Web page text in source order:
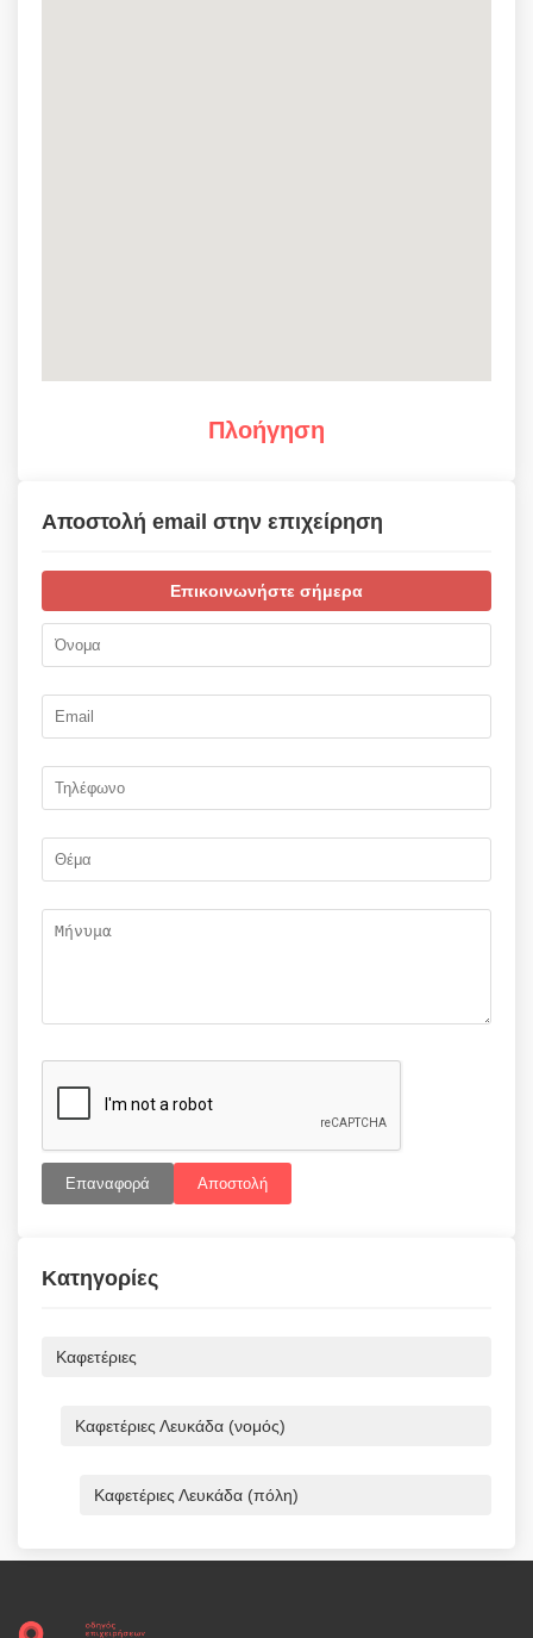
Πλοήγηση
Αποστολή email στην επιχείρηση
Επικοινωνήστε σήμερα
Επαναφορά Αποστολή
Κατηγορίες
Καφετέριες
Καφετέριες Λευκάδα (νομός)
Καφετέριες Λευκάδα (πόλη)